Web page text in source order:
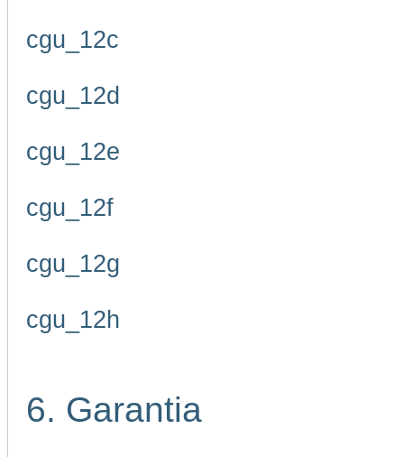
cgu_12c
cgu_12d
cgu_12e
cgu_12f
cgu_12g
cgu_12h
6. Garantia